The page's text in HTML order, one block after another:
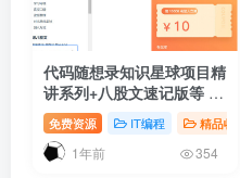
代码随想录知识星球项目精
讲系列+八股文速记版等 |
价格196一年 |
免费资源 IT编程 精品收藏
1年前 354